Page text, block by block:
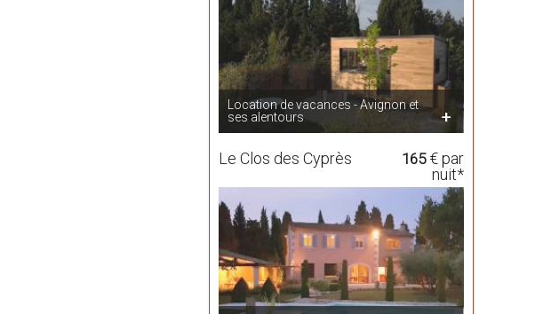
Location de vacances - Avignon et
ses alentours
Le Clos des Cyprès 165€ par
nuit*